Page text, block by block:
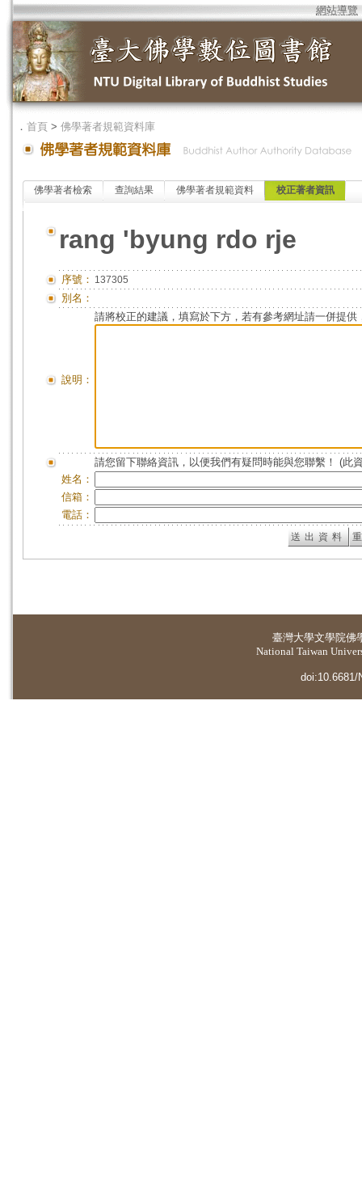
網站導覽
． 首頁 > 佛學著者規範資料庫
佛學著者檢索 查詢結果 佛學著者規範資料 校正著者資訊
rang 'byung rdo rje
序號： 137305
別名：
說明：
請將校正的建議，填寫於下方，若有參考網址請一併提供
請您留下聯絡資訊，以便我們有疑問時能與您聯繫！ (此
姓名：
信箱：
電話：
臺灣大學文學院佛
National Taiwan
doi:10.6681/